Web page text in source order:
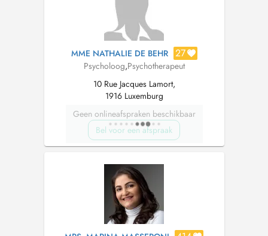
MME NATHALIE DE BEHR 27
Psycholoog,Psychotherapeut
10 Rue Jacques Lamort,
1916 Luxemburg
Geen onlineafspraken beschikbaar
Bel voor een afspraak